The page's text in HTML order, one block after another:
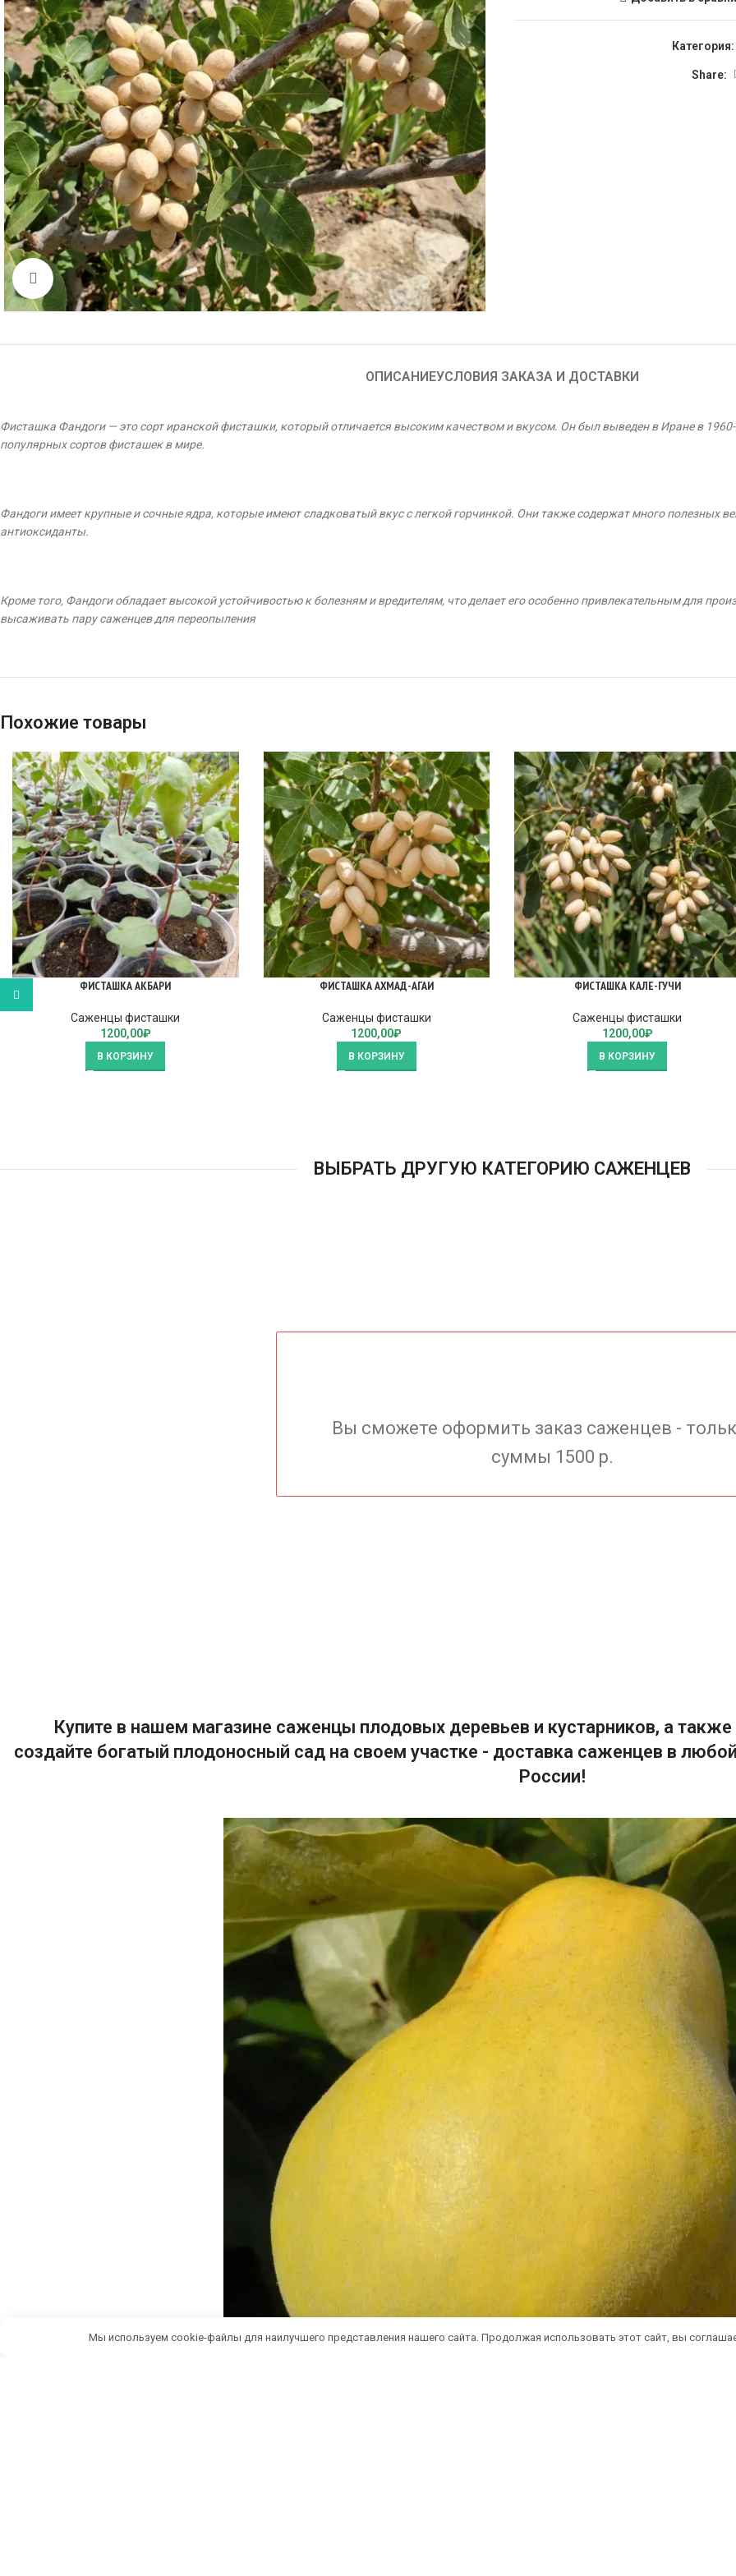
Click to enlarge
Категория:
Share:
ОПИСАНИЕУСЛОВИЯ ЗАКАЗА И ДОСТАВКИ
Фисташка Фандоги — это сорт иранской фисташки, который отличается высоким качеством и вкусом. Он был выведен в Иране в 1960-
популярных сортов фисташек в мире.
Фандоги имеет крупные и сочные ядра, которые имеют сладковатый вкус с легкой горчинкой. Они также содержат много полезных
антиоксиданты.
Кроме того, Фандоги обладает высокой устойчивостью к болезням и вредителям, что делает его особенно привлекательным для
высаживать пару саженцев для переопыления
Похожие товары
ФИСТАШКА АКБАРИ
Саженцы фисташки
1200,00₽
В КОРЗИНУ
ФИСТАШКА АХМАД-АГАИ
Саженцы фисташки
1200,00₽
В КОРЗИНУ
ФИСТАШКА КАЛЕ-ГУЧИ
Саженцы фисташки
1200,00₽
В КОРЗИНУ
ВЫБРАТЬ ДРУГУЮ КАТЕГОРИЮ САЖЕНЦЕВ
Вы сможете оформить заказ саженцев -
суммы 1500 р.
Купите в нашем магазине саженцы плодовых деревьев и кустарников, а также
создайте богатый плодоносный сад на своем участке - доставка саженцев в
России!
Мы используем cookie-файлы для наилучшего представления нашего сайта. Продолжая использовать этот сайт, вы